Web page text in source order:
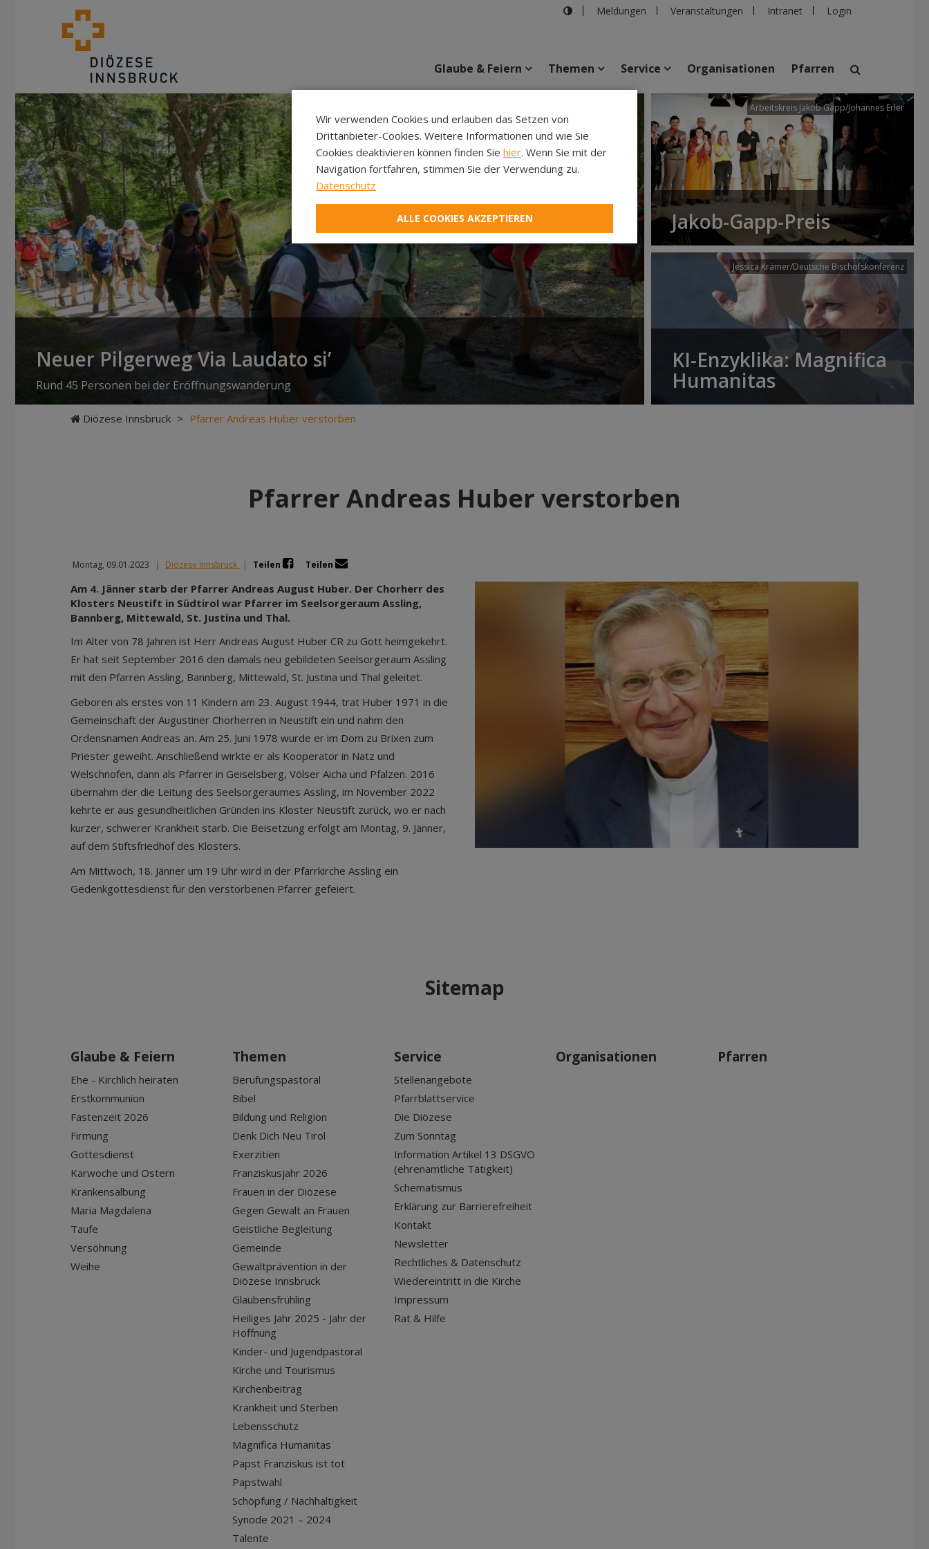
Meldungen Veranstaltungen Intranet Login
suchen
Veranstaltungen Personen Pfarren Einrichtungen
Glaube & Feiern Themen Service Organisationen Pfarren
Neuer Pilgerweg Via Laudato si’
Rund 45 Personen bei der Eröffnungswanderung
Arbeitskreis Jakob Gapp/Johannes Erler
Jakob-Gapp-Preis
Jessica Krämer/Deutsche Bischofskonferenz
KI-Enzyklika: Magnifica
Humanitas
Diözese Innsbruck > Pfarrer Andreas Huber verstorben
Pfarrer Andreas Huber verstorben
Montag, 09.01.2023 | Diözese Innsbruck | Teilen Teilen
Am 4. Jänner starb der Pfarrer Andreas August Huber. Der Chorherr des
Klosters Neustift in Südtirol war Pfarrer im Seelsorgeraum Assling,
Bannberg, Mittewald, St. Justina und Thal.
Im Alter von 78 Jahren ist Herr Andreas August Huber CR zu Gott heimgekehrt.
Er hat seit September 2016 den damals neu gebildeten Seelsorgeraum Assling
mit den Pfarren Assling, Bannberg, Mittewald, St. Justina und Thal geleitet.
Geboren als erstes von 11 Kindern am 23. August 1944, trat Huber 1971 in die
Gemeinschaft der Augustiner Chorherren in Neustift ein und nahm den
Ordensnamen Andreas an. Am 25. Juni 1978 wurde er im Dom zu Brixen zum
Priester geweiht. Anschließend wirkte er als Kooperator in Natz und
Welschnofen, dann als Pfarrer in Geiselsberg, Völser Aicha und Pfalzen. 2016
übernahm der die Leitung des Seelsorgeraumes Assling, im November 2022
kehrte er aus gesundheitlichen Gründen ins Kloster Neustift zurück, wo er nach
kurzer, schwerer Krankheit starb. Die Beisetzung erfolgt am Montag, 9. Jänner,
auf dem Stiftsfriedhof des Klosters.
Am Mittwoch, 18. Jänner um 19 Uhr wird in der Pfarrkirche Assling ein
Gedenkgottesdienst für den verstorbenen Pfarrer gefeiert.
Sitemap
Glaube & Feiern
Ehe - Kirchlich heiraten
Erstkommunion
Fastenzeit 2026
Firmung
Gottesdienst
Karwoche und Ostern
Krankensalbung
Maria Magdalena
Taufe
Versöhnung
Weihe
Themen
Berufungspastoral
Bibel
Bildung und Religion
Denk Dich Neu Tirol
Exerzitien
Franziskusjahr 2026
Frauen in der Diözese
Gegen Gewalt an Frauen
Geistliche Begleitung
Gemeinde
Gewaltprävention in der
Diözese Innsbruck
Glaubensfrühling
Heiliges Jahr 2025 - Jahr der
Hoffnung
Kinder- und Jugendpastoral
Kirche und Tourismus
Kirchenbeitrag
Krankheit und Sterben
Lebensschutz
Magnifica Humanitas
Papst Franziskus ist tot
Papstwahl
Schöpfung / Nachhaltigkeit
Synode 2021 – 2024
Talente
Service
Stellenangebote
Pfarrblattservice
Die Diözese
Zum Sonntag
Information Artikel 13 DSGVO
(ehrenamtliche Tätigkeit)
Schematismus
Erklärung zur Barrierefreiheit
Kontakt
Newsletter
Rechtliches & Datenschutz
Wiedereintritt in die Kirche
Impressum
Rat & Hilfe
Organisationen Pfarren
Wir verwenden Cookies und erlauben das Setzen von
Drittanbieter-Cookies. Weitere Informationen und wie Sie
Cookies deaktivieren können finden Sie hier. Wenn Sie mit der
Navigation fortfahren, stimmen Sie der Verwendung zu.
Datenschutz
ALLE COOKIES AKZEPTIEREN